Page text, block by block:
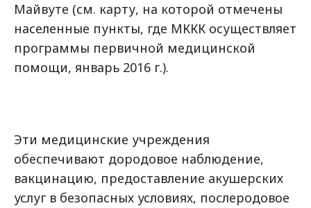
Майвуте (см. карту, на которой отмечены
населенные пункты, где МККК осуществляет
программы первичной медицинской
помощи, январь 2016 г.).
Эти медицинские учреждения
обеспечивают дородовое наблюдение,
вакцинацию, предоставление акушерских
услуг в безопасных условиях, послеродовое